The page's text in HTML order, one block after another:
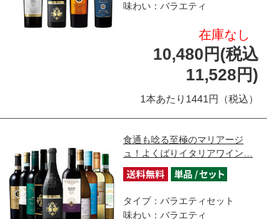
味わい：バラエティ
在庫なし
10,480円(税込
11,528円)
1本あたり1441円（税込）
食通も唸る至極のマリアージ
ュ！よくばりイタリアワイン…
タイプ：バラエティセット
味わい：バラエティ